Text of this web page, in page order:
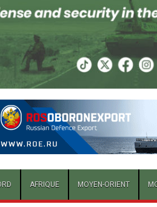
AFRIQUE MOYEN-ORIENT